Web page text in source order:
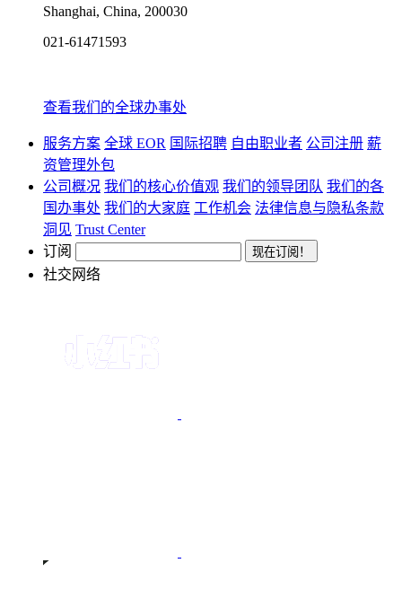
Shanghai, China, 200030
021-61471593
查看我们的全球办事处
服务方案 全球 EOR 国际招聘 自由职业者 公司注册 薪
资管理外包
公司概况 我们的核心价值观 我们的领导团队 我们的各
国办事处 我们的大家庭 工作机会 法律信息与隐私条款
洞见 Trust Center
订阅
社交网络